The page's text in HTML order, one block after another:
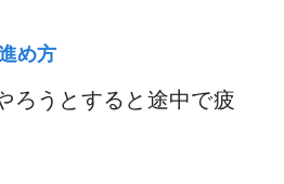
め方
ろうとすると途中で疲